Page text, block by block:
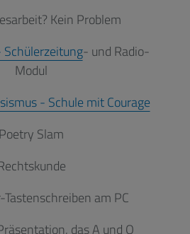
Kein Problem
- und Radio-
Modul
- Schule mit Courage
Poetry Slam
am PC
das A und O